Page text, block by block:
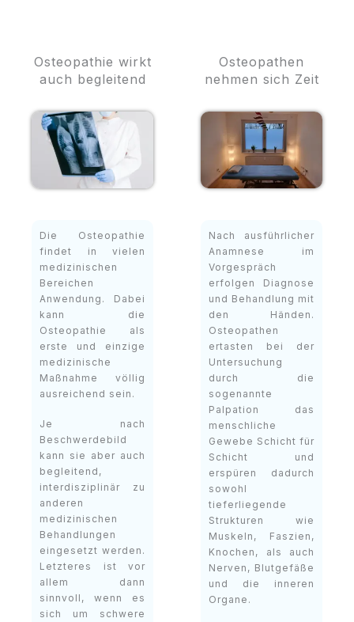
Osteopathie wirkt
auch begleitend
Die Osteopathie
findet in vielen
medizinischen
Bereichen
Anwendung. Dabei
kann die
Osteopathie als
erste und einzige
medizinische
Maßnahme völlig
ausreichend sein.
Je nach
Beschwerdebild
kann sie aber auch
begleitend,
interdisziplinär zu
anderen
medizinischen
Behandlungen
eingesetzt werden.
Letzteres ist vor
allem dann
sinnvoll, wenn es
sich um schwere
Osteopathen
nehmen sich Zeit
Nach ausführlicher
Anamnese im
Vorgespräch
erfolgen Diagnose
und Behandlung mit
den Händen.
Osteopathen
ertasten bei der
Untersuchung
durch die
sogenannte
Palpation das
menschliche
Gewebe Schicht für
Schicht und
erspüren dadurch
sowohl
tieferliegende
Strukturen wie
Muskeln, Faszien,
Knochen, als auch
Nerven, Blutgefäße
und die inneren
Organe.